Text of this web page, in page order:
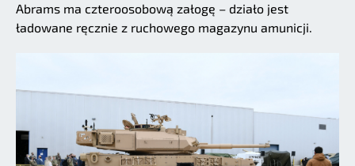
Abrams ma czteroosobową załogę – działo jest
ładowane ręcznie z ruchowego magazynu amunicji.